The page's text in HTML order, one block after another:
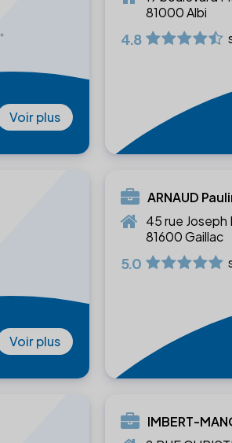
Voir plus
81000 Albi
4.8
Voir plus
ARNAUD
45 rue Joseph
81600 Gaillac
5.0
IMBERT-